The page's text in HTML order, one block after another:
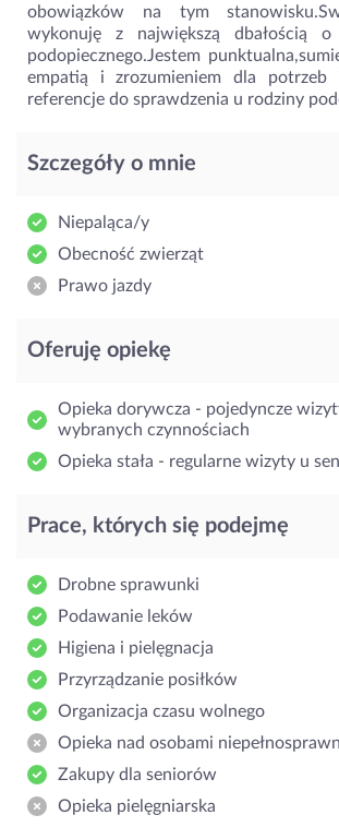
obowiązków na tym
wykonuję z największą dbałością
podopiecznego.Jestem
empatią i zrozumieniem dla potrzeb
referencje do sprawdzenia u rodziny
Szczegóły o mnie
Niepaląca/y
Obecność zwierząt
Prawo jazdy
Oferuję opiekę
Opieka dorywcza - pojedyncze
wybranych czynnościach
Opieka stała - regularne wizyty u
Prace, których się podejmę
Drobne sprawunki
Podawanie leków
Higiena i pielęgnacja
Przyrządzanie posiłków
Organizacja czasu wolnego
Opieka nad osobami
Zakupy dla seniorów
Opieka pielęgniarska